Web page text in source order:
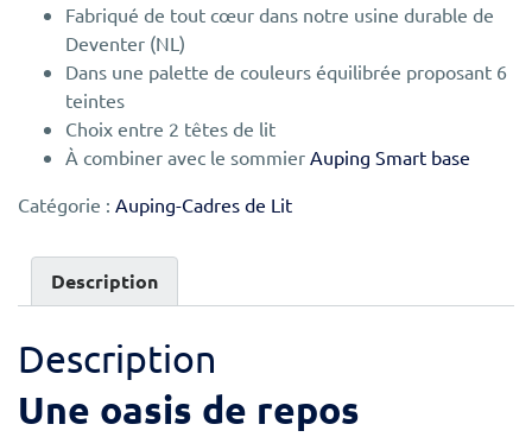
Fabriqué de tout cœur dans notre usine durable de
Deventer (NL)
Dans une palette de couleurs équilibrée proposant 6
teintes
Choix entre 2 têtes de lit
À combiner avec le sommier Auping Smart base
Catégorie : Auping-Cadres de Lit
Description
Description
Une oasis de repos